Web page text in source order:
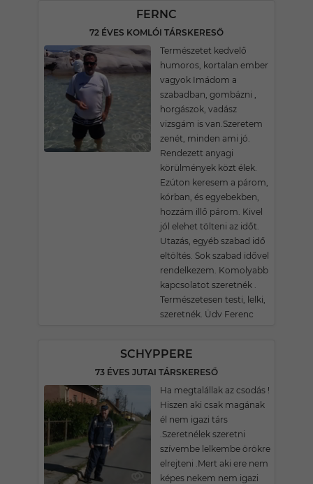
FERNC
72 ÉVES KOMLÓI TÁRSKERESŐ
Természetet kedvelő
humoros, kortalan ember
vagyok Imádom a
szabadban, gombázni ,
horgászok, vadász
vizsgám is van.Szeretem
zenét, minden ami jó.
Rendezett anyagi
körülmények közt élek.
Ezúton keresem a párom,
kórban, és egyebekben,
hozzám illő párom. Kivel
jól elehet tölteni az időt.
Utazás, egyéb szabad idő
eltöltés. Sok szabad idővel
rendelkezem. Komolyabb
kapcsolatot szeretnék .
Természetesen testi, lelki,
szeretnék. Üdv Ferenc
SCHYPPERE
73 ÉVES JUTAI TÁRSKERESŐ
Ha megtalállak az csodás !
Hiszen aki csak magának
él nem igazi társ
.Szeretnélek szeretni
szívembe lelkembe örökre
elrejteni .Mert aki ere nem
képes nekem nem igazi